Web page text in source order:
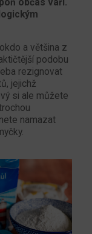
občas vaří.
a většina z
podobu
rezignovat
jejichž
si ale můžete
namazat